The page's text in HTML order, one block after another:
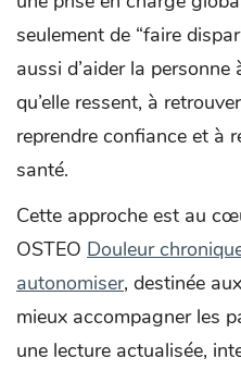
seulement de “faire
aussi d’aider la
qu’elle ressent, à
reprendre confiance et à
santé.
Cette approche est au
OSTEO Douleur
autonomiser, destinée
mieux accompagner les
une lecture actualisée,